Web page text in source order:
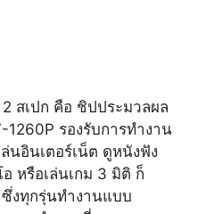
สเปก คือ ชิปประมวลผล
รองรับการทำงาน
นอินเตอร์เน็ต ดูหนังฟัง
หรือเล่นเกม 3 มิติ ก็
งทุกรุ่นทำงานแบบ